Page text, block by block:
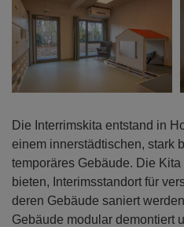
Die Interrimskita entstand in
einem innerstädtischen, stark
temporäres Gebäude. Die
bieten, Interimsstandort für
deren Gebäude saniert
Gebäude modular demontiert